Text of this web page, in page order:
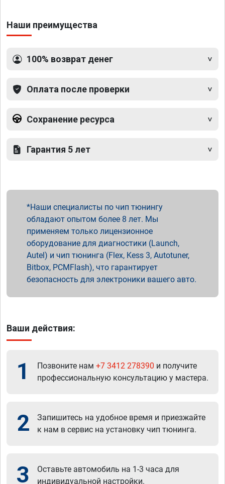
Наши преимущества
100% возврат денег
Оплата после проверки
Сохранение ресурса
Гарантия 5 лет
Наши специалисты по чип тюнингу
обладают опытом более 8 лет. Мы
применяем только лицензионное
оборудование для диагностики (Launch,
Autel) и чип тюнинга (Flex, Kess 3, Autotuner,
Bitbox, PCMFlash), что гарантирует
безопасность для электроники вашего авто.
Ваши действия:
1 Позвоните нам +7 3412 278390 и получите
профессиональную консультацию у мастера.
2
Запишитесь на удобное время и приезжайте
к нам в сервис на установку чип тюнинга.
3
Оставьте автомобиль на 1-3 часа для
индивидуальной настройки.